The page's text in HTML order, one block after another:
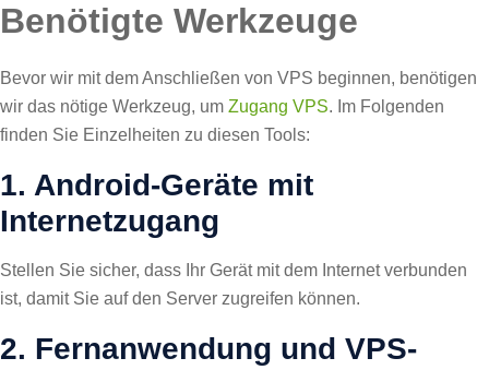
Benötigte Werkzeuge
Bevor wir mit dem Anschließen von VPS beginnen, benötigen
wir das nötige Werkzeug, um Zugang VPS. Im Folgenden
finden Sie Einzelheiten zu diesen Tools:
1. Android-Geräte mit
Internetzugang
Stellen Sie sicher, dass Ihr Gerät mit dem Internet verbunden
ist, damit Sie auf den Server zugreifen können.
2. Fernanwendung und VPS-